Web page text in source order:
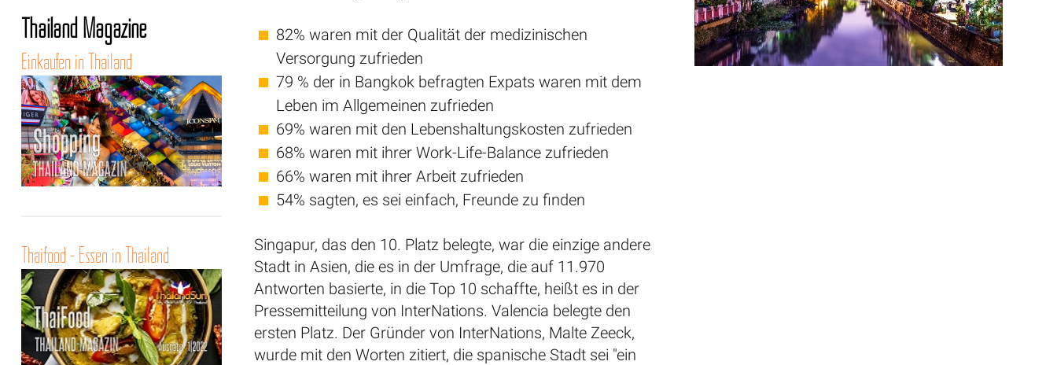
82% waren mit der Qualität der medizinischen
Versorgung zufrieden
79 % der in Bangkok befragten Expats waren mit dem
Leben im Allgemeinen zufrieden
69% waren mit den Lebenshaltungskosten zufrieden
68% waren mit ihrer Work-Life-Balance zufrieden
66% waren mit ihrer Arbeit zufrieden
54% sagten, es sei einfach, Freunde zu finden
Singapur, das den 10. Platz belegte, war die einzige andere
Stadt in Asien, die es in der Umfrage, die auf 11.970
Antworten basierte, in die Top 10 schaffte, heißt es in der
Pressemitteilung von InterNations. Valencia belegte den
ersten Platz. Der Gründer von InterNations, Malte Zeeck,
wurde mit den Worten zitiert, die spanische Stadt sei "ein
Thailand Magazine
Einkaufen in Thailand
Thaifood - Essen in Thailand